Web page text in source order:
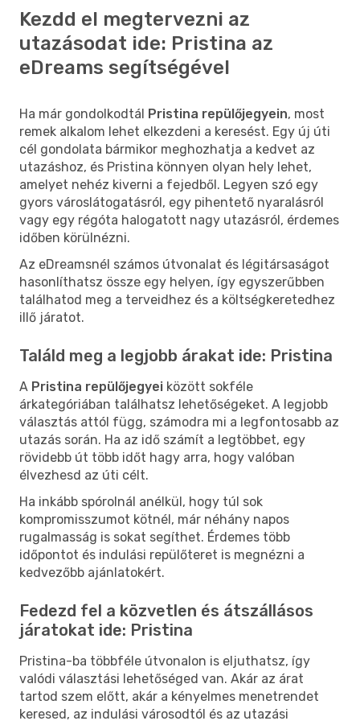
Kezdd el megtervezni az
utazásodat ide: Pristina az
eDreams segítségével
Ha már gondolkodtál Pristina repülőjegyein, most
remek alkalom lehet elkezdeni a keresést. Egy új úti
cél gondolata bármikor meghozhatja a kedvet az
utazáshoz, és Pristina könnyen olyan hely lehet,
amelyet nehéz kiverni a fejedből. Legyen szó egy
gyors városlátogatásról, egy pihentető nyaralásról
vagy egy régóta halogatott nagy utazásról, érdemes
időben körülnézni.
Az eDreamsnél számos útvonalat és légitársaságot
hasonlíthatsz össze egy helyen, így egyszerűbben
találhatod meg a terveidhez és a költségkeretedhez
illő járatot.
Találd meg a legjobb árakat ide: Pristina
A Pristina repülőjegyei között sokféle
árkategóriában találhatsz lehetőségeket. A legjobb
választás attól függ, számodra mi a legfontosabb az
utazás során. Ha az idő számít a legtöbbet, egy
rövidebb út több időt hagy arra, hogy valóban
élvezhesd az úti célt.
Ha inkább spórolnál anélkül, hogy túl sok
kompromisszumot kötnél, már néhány napos
rugalmasság is sokat segíthet. Érdemes több
időpontot és indulási repülőteret is megnézni a
kedvezőbb ajánlatokért.
Fedezd fel a közvetlen és átszállásos
járatokat ide: Pristina
Pristina-ba többféle útvonalon is eljuthatsz, így
valódi választási lehetőséged van. Akár az árat
tartod szem előtt, akár a kényelmes menetrendet
keresed, az indulási városodtól és az utazási